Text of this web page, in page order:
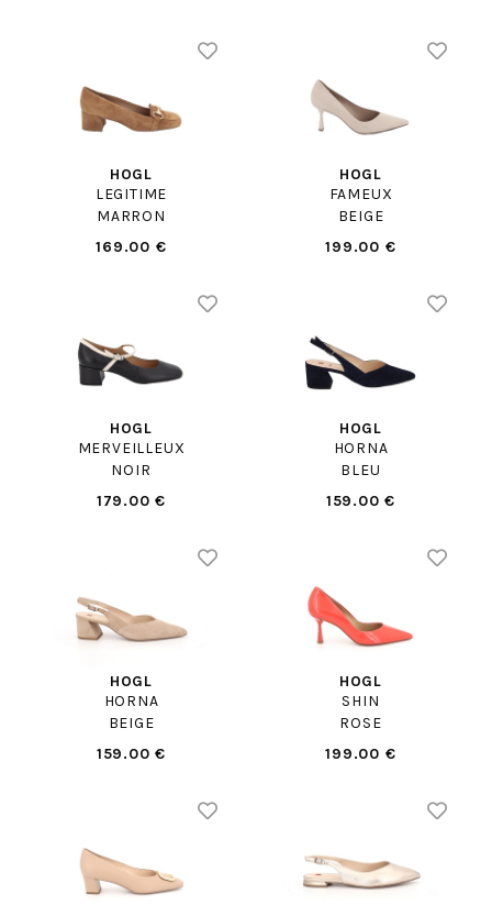
HOGL
LEGITIME
MARRON
169.00 €
HOGL
FAMEUX
BEIGE
199.00 €
HOGL
MERVEILLEUX
NOIR
179.00 €
HOGL
HORNA
BLEU
159.00 €
HOGL
HORNA
BEIGE
159.00 €
HOGL
SHIN
ROSE
199.00 €